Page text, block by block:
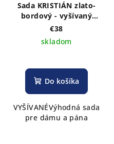
Sada KRISTIÁN zlato-
bordový - vyšívaný
dámsky užší opasok a
pánsky motýlik
€38
skladom
Do košíka
VYŠÍVANÉVýhodná sada
pre dámu a pána